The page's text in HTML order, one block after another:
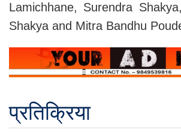
Lamichhane, Surendra
Shakya and Mitra Bandhu
प्रतिक्रिया